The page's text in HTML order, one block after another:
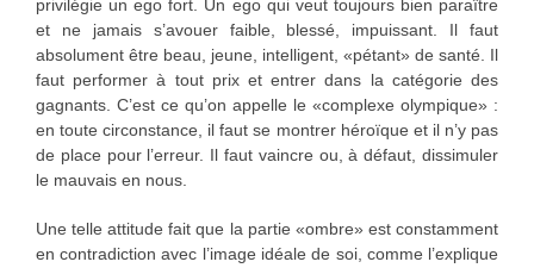
privilégie un ego fort. Un ego qui veut toujours bien paraître
et ne jamais s’avouer faible, blessé, impuissant. Il faut
absolument être beau, jeune, intelligent, «pétant» de santé. Il
faut performer à tout prix et entrer dans la catégorie des
gagnants. C’est ce qu’on appelle le «complexe olympique» :
en toute circonstance, il faut se montrer héroïque et il n’y pas
de place pour l’erreur. Il faut vaincre ou, à défaut, dissimuler
le mauvais en nous.
Une telle attitude fait que la partie «ombre» est constamment
en contradiction avec l’image idéale de soi, comme l’explique